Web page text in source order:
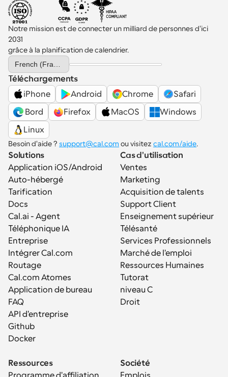
Notre mission est de connecter un milliard de personnes d'ici
2031
grâce à la planification de calendrier.
Select Language
Téléchargements
iPhone
Android Chrome
Safari
Bord
Firefox MacOS
Windows
Linux
Besoin d'aide ? support@cal.com ou visitez cal.com/aide.
Solutions
Application iOS/Android
Auto-hébergé
Tarification
Docs
Cal.ai - Agent
Téléphonique IA
Entreprise
Intégrer Cal.com
Routage
Cal.com Atomes
Application de bureau
FAQ
API d'entreprise
Github
Docker
Cas d'utilisation
Ventes
Marketing
Acquisition de talents
Support Client
Enseignement supérieur
Télésanté
Services Professionnels
Marché de l'emploi
Ressources Humaines
Tutorat
niveau C
Droit
Ressources
Société